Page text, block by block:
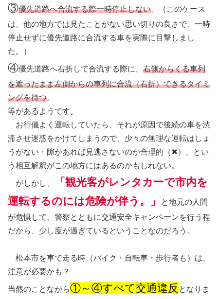
③優先道路へ合流する際一時停止しない。（このケース
は、他の地方では見たことがない思い切りの良さで、一時
停止せずに優先道路に合流する車を実際に目撃しまし
た。）
④優先道路へ右折して合流する際に、 右側からくる車列
を遮ったまま左側からの車列に合流（右折）できるタイミ
ングを待つ。
等があるようです。
お行儀よく運転していたら、それが原因で後続の車を渋
滞させ迷惑をかけてしまうので、少々の無理な運転はしょ
うがない・隙があれば見逃さないのが合理的（✖）、とい
う相互解釈がこの地方にはあるのかもしれない。
がしかし、
「観光客がレンタカーで市内を
運転するのには危険が伴う。」
と地元の人間
が危惧して、警察とともに交通安全キャンペーンを行う程
だから、少し度が過ぎているということなのだろう。
松本市を車で走る時（バイク・自転車・歩行者も）は、
注意が必要かも？
当然のことながら①～④すべて交通違反 となりま